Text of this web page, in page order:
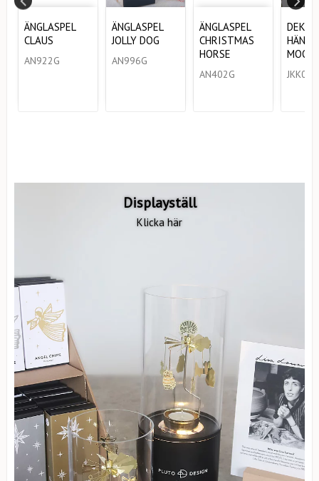
ÄNGLASPEL
CLAUS
AN922G
ÄNGLASPEL
JOLLY DOG
AN996G
ÄNGLASPEL
CHRISTMAS
HORSE
AN402G JKK001
Displayställ
Klicka här